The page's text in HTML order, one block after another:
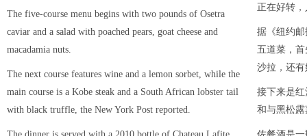
The five-course menu begins with two pounds of Osetra
caviar and a salad with poached pears, goat cheese and
macadamia nuts.
The next course features wine and a lemon sorbet, while the
main course is a Kobe steak and a South African lobster tail
with black truffle, the New York Post reported.
正在好转
据《纽约
五道菜，
沙拉，还
接下来是
和与黑松